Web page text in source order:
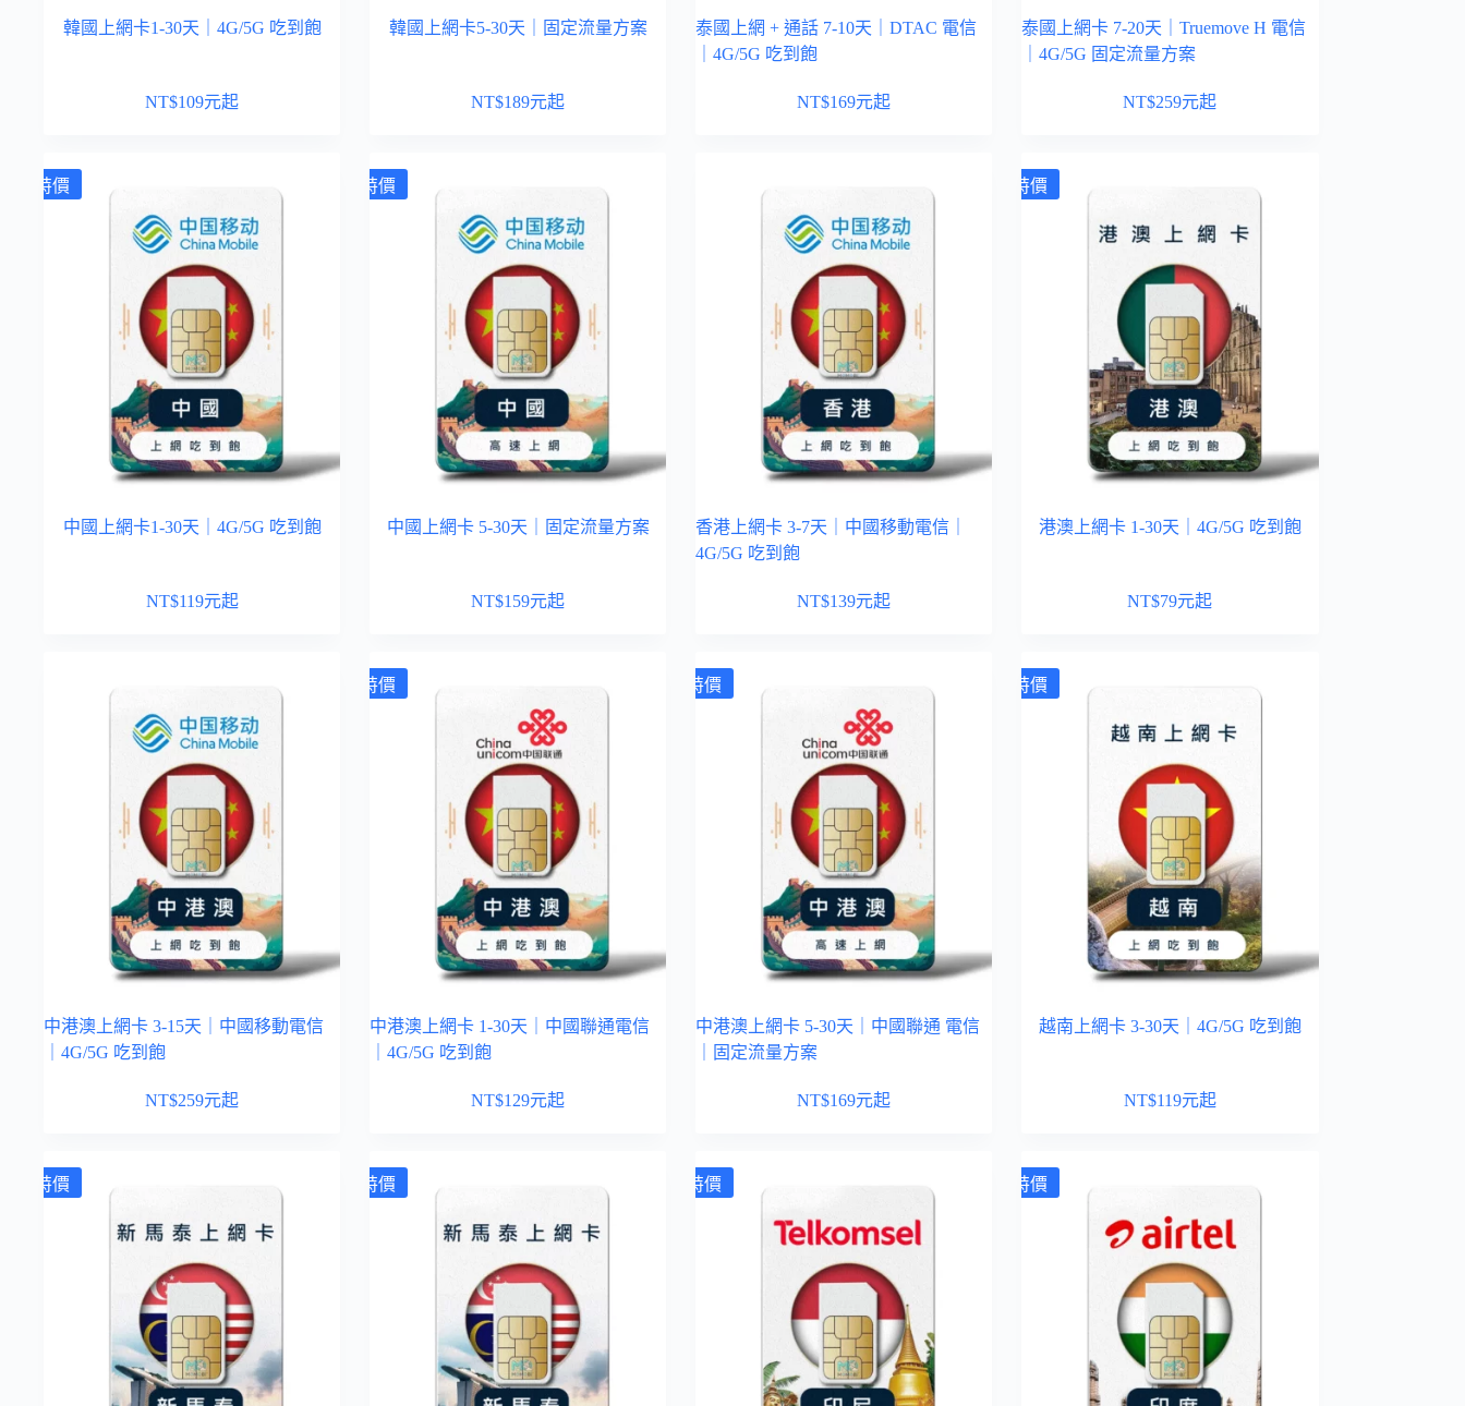
韓國上網卡1-30天｜4G/5G 吃到飽
NT$109元起
韓國上網卡5-30天｜固定流量方案
NT$189元起
泰國上網 + 通話 7-10天｜DTAC 電信
｜4G/5G 吃到飽
NT$169元起
泰國上網卡 7-20天｜Truemove H 電信
｜4G/5G 固定流量方案
NT$259元起
特價
中國上網卡1-30天｜4G/5G 吃到飽
NT$119元起
特價
中國上網卡 5-30天｜固定流量方案
NT$159元起
香港上網卡 3-7天｜中國移動電信｜
4G/5G 吃到飽
NT$139元起
特價
港澳上網卡 1-30天｜4G/5G 吃到飽
NT$79元起
中港澳上網卡 3-15天｜中國移動電信
｜4G/5G 吃到飽
NT$259元起
特價
中港澳上網卡 1-30天｜中國聯通電信
｜4G/5G 吃到飽
NT$129元起
特價
中港澳上網卡 5-30天｜中國聯通 電信
｜固定流量方案
NT$169元起
特價
越南上網卡 3-30天｜4G/5G 吃到飽
NT$119元起
特價 特價 特價 特價